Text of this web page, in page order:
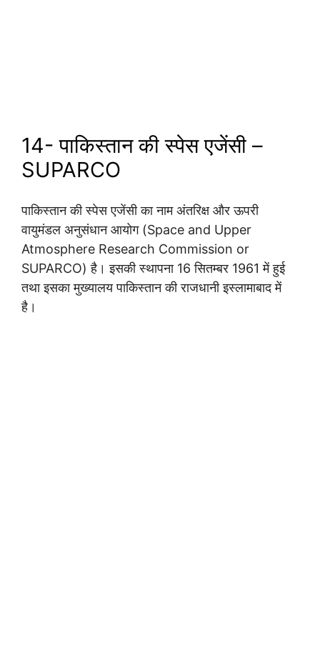
14- पाकिस्तान की स्पेस एजेंसी –
SUPARCO
पाकिस्तान की स्पेस एजेंसी का नाम अंतरिक्ष और ऊपरी
वायुमंडल अनुसंधान आयोग (Space and Upper
Atmosphere Research Commission or
SUPARCO) है। इसकी स्थापना 16 सितम्बर 1961 में हुई
तथा इसका मुख्यालय पाकिस्तान की राजधानी इस्लामाबाद में
है।